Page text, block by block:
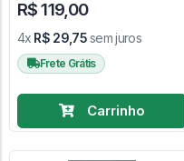
R$ 119,00
4x R$ 29,75sem juros
Frete Grátis
Carrinho